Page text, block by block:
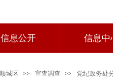
信息公开 信息中
顺城区 >> 审查调查 >> 党纪政务处